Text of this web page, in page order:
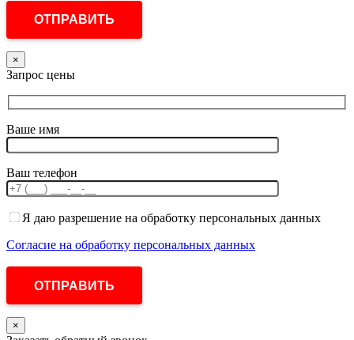
×
Запрос цены
Ваше имя
Ваш телефон
Я даю разрешение на обработку персональных данных
Согласие на обработку персональных данных
×